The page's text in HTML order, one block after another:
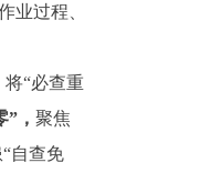
业过程、
将“必查重
， 聚焦
自查免